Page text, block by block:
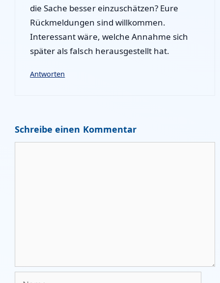
die Sache besser einzuschätzen? Eure
Rückmeldungen sind willkommen.
Interessant wäre, welche Annahme sich
später als falsch herausgestellt hat.
Antworten
Schreibe einen Kommentar